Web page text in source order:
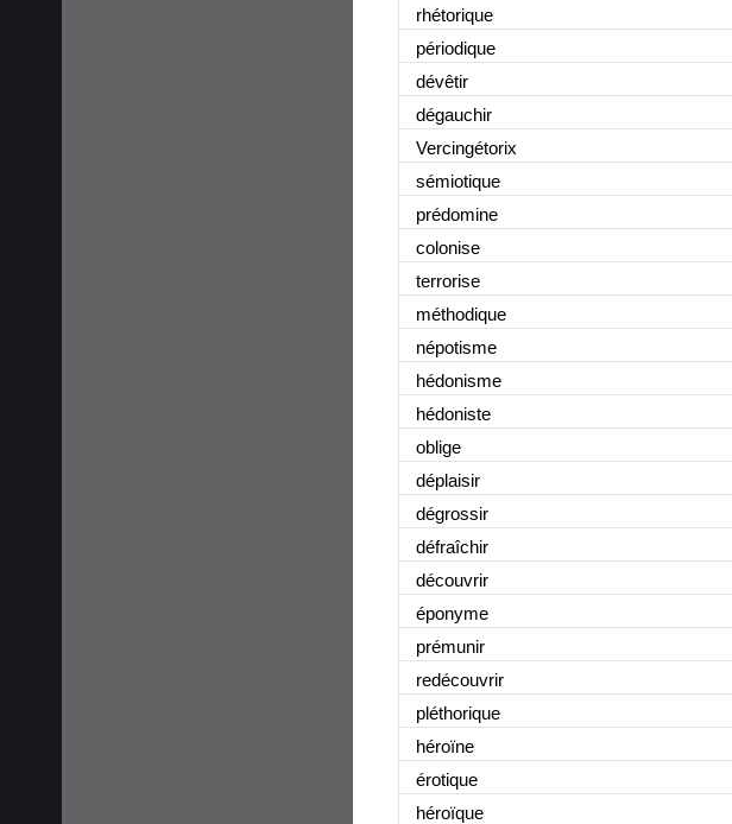
rhétorique
périodique
dévêtir
dégauchir
Vercingétorix
sémiotique
prédomine
colonise
terrorise
méthodique
népotisme
hédonisme
hédoniste
oblige
déplaisir
dégrossir
défraîchir
découvrir
éponyme
prémunir
redécouvrir
pléthorique
héroïne
érotique
héroïque